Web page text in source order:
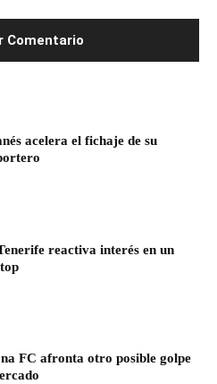
acelera el fichaje de su
reactiva interés en un
FC afronta otro posible golpe